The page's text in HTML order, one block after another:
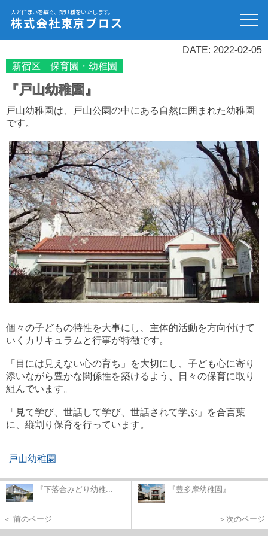
人と住まいを繋ぐ、架け橋をいたします。
株式会社東京プロス
DATE: 2022-02-05
新宿区 保育園・幼稚園
『戸山幼稚園』
戸山幼稚園は、戸山公園の中にある自然に囲まれた幼稚園
です。
個々の子どもの特性を大事にし、主体的活動を方向付けて
いくカリキュラムと行事が特徴です。
「目には見えない心の育ち」を大切にし、子ども心に寄り
添いながら豊かな関係性を築けるよう、日々の保育に取り
組んでいます。
「見て学び、世話して学び、世話されて学ぶ」を合言葉
に、縦割り保育を行っています。
戸山幼稚園
『下落合みどり幼稚...
＜ 前のページ
『豊多摩幼稚園』
＞次のページ